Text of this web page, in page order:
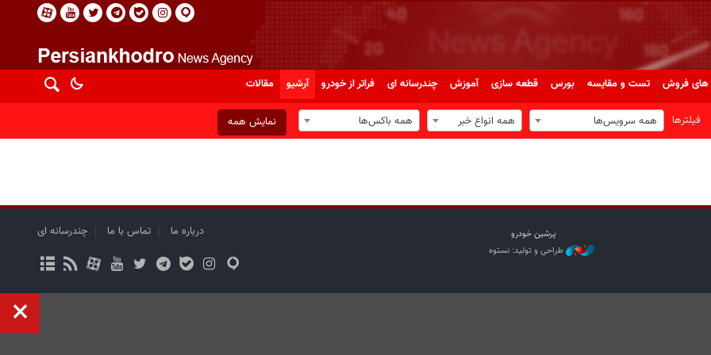
فروش تست و مقایسه بورس قطعه سازی آموزش چندرسانه ای فراتر از خودرو آرشیو مقالات
فیلترها همه سرویس‌ها همه انواع خبر همه باکس‌ها نمایش همه
پرشین خودرو
طراحی و تولید: نستوه
درباره ما تماس با ما چندرسانه ای